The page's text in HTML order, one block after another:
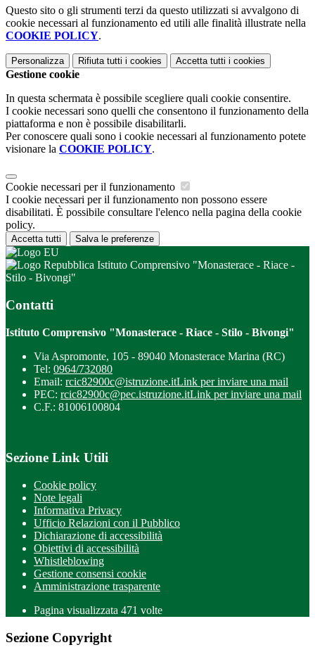
Questo sito o gli strumenti terzi da questo utilizzati si avvalgono di
cookie necessari al funzionamento ed utili alle finalità illustrate nella
COOKIE POLICY.
Personalizza Rifiuta tutti i cookies Accetta tutti i cookies
Gestione cookie
In questa schermata è possibile scegliere quali cookie consentire.
I cookie necessari sono quelli che consentono il funzionamento della
piattaforma e non è possibile disabilitarli.
Per conoscere quali sono i cookie necessari al funzionamento potete
visionare la COOKIE POLICY.
Cookie necessari per il funzionamento
I cookie necessari per il funzionamento non possono essere
disabilitati. È possibile consultare l'elenco nella pagina della cookie
policy.
Accetta tutti Salva le preferenze
Istituto Comprensivo "Monasterace - Riace -
Stilo - Bivongi"
Contatti
Istituto Comprensivo "Monasterace - Riace - Stilo - Bivongi"
Via Aspromonte, 105 - 89040 Monasterace Marina (RC)
Tel: 0964/732080
Email: rcic82900c@istruzione.itLink per inviare una mail
PEC: rcic82900c@pec.istruzione.itLink per inviare una mail
C.F.: 81006100804
Sezione Link Utili
Cookie policy
Note legali
Informativa Privacy
Ufficio Relazioni con il Pubblico
Dichiarazione di accessibilità
Obiettivi di accessibilità
Whistleblowing
Gestione consensi cookie
Amministrazione trasparente
Pagina visualizzata 471 volte
Sezione Copyright